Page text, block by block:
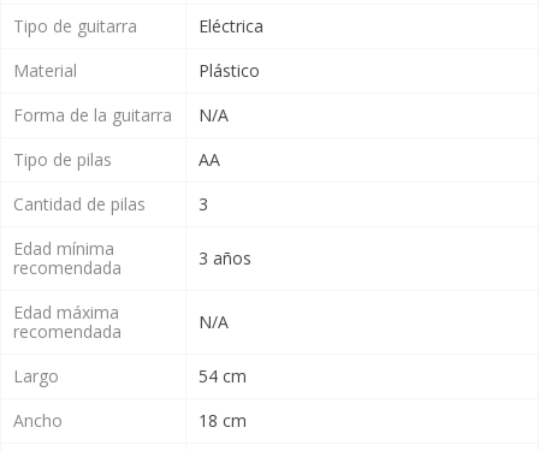
Tipo de guitarra
Eléctrica
Material
Plástico
Forma de la guitarra
N/A
Tipo de pilas
AA
Cantidad de pilas
3
Edad mínima
recomendada
3 años
Edad máxima
recomendada
N/A
Largo
54 cm
Ancho
18 cm